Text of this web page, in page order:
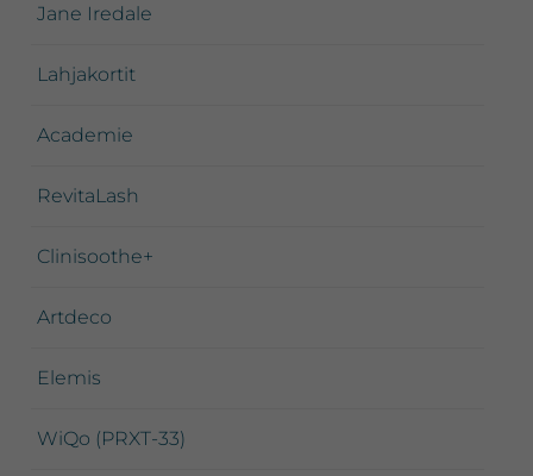
Jane Iredale
Lahjakortit
Academie
RevitaLash
Clinisoothe+
Artdeco
Elemis
WiQo (PRXT-33)